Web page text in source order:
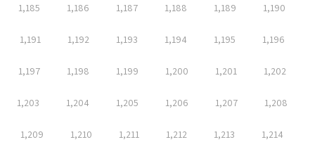
1,185 1,186 1,187 1,188 1,189 1,190
1,191 1,192 1,193 1,194 1,195 1,196
1,197 1,198 1,199 1,200 1,201 1,202
1,203 1,204 1,205 1,206 1,207 1,208
1,209 1,210 1,211 1,212 1,213 1,214